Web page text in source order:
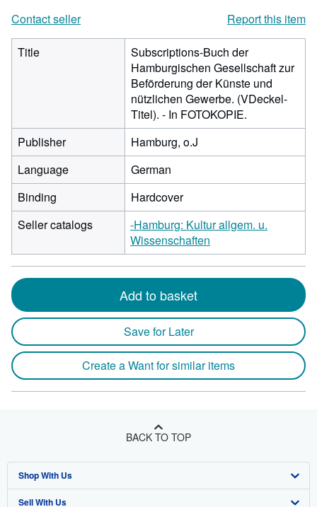
Contact seller
Report this item
Title
Subscriptions-Buch der
Hamburgischen Gesellschaft zur
Beförderung der Künste und
nützlichen Gewerbe. (VDeckel-
Titel). - In FOTOKOPIE.
Publisher
Hamburg, o.J
Language
German
Binding
Hardcover
Seller catalogs
-Hamburg: Kultur allgem. u.
Wissenschaften
Add to basket
Save for Later
Create a Want for similar items
BACK TO TOP
Shop With Us
Advanced Search
Sell With Us